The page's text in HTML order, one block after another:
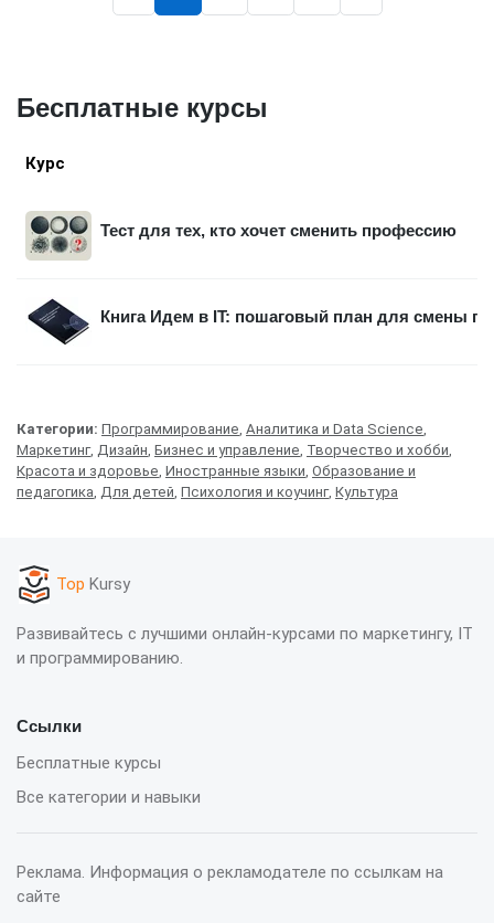
Бесплатные курсы
Курс
Тест для тех, кто хочет сменить профессию
Книга Идем в IT: пошаговый план для смены
Категории: Программирование Аналитика и Data Science
Маркетинг, Дизайн Бизнес и управление Творчество и хобби
Красота и здоровье Иностранные языки Образование и
педагогика Для детей Психология и коучинг, Культура
Top Kursy
Развивайтесь с лучшими онлайн-курсами по маркетингу, IT
и программированию.
Ссылки
Бесплатные курсы
Все категории и навыки
Реклама. Информация о рекламодателе по ссылкам на
сайте